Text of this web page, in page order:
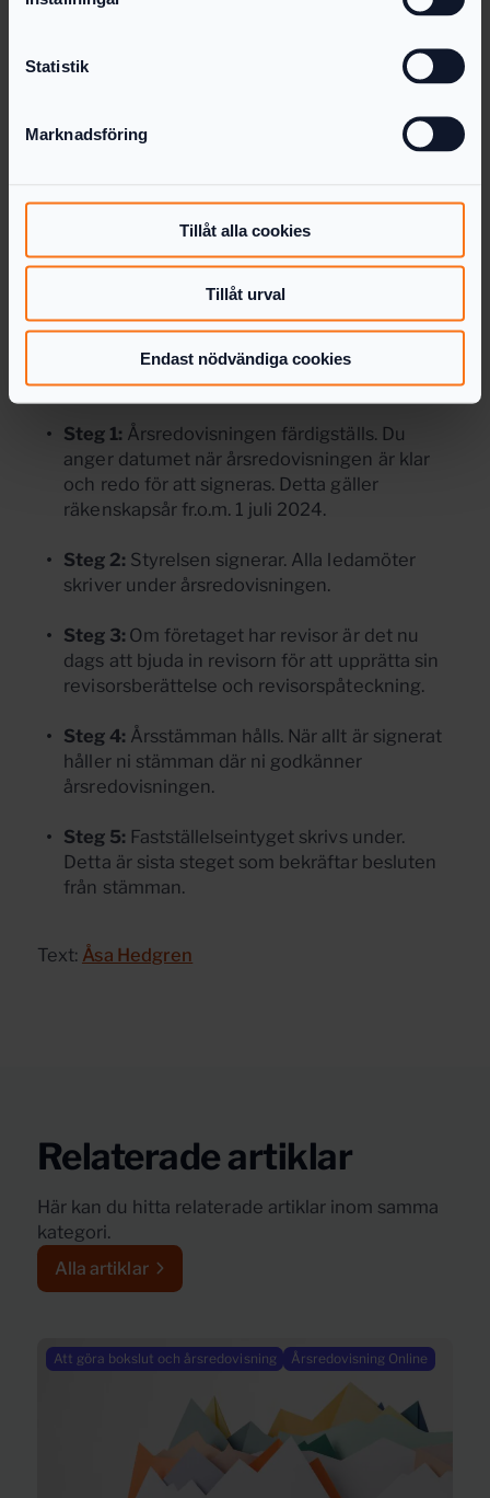
Statistik
Marknadsföring
Tillåt alla cookies
Tillåt urval
Endast nödvändiga cookies
Sammanfattning: Så fungerar
För att din årsredovisning ska godkännas av
Bolagsverket behöver datumen komma i rätt
ordning:
Steg 1: Årsredovisningen färdigställs. Du
anger datumet när årsredovisningen är klar
och redo för att signeras. Detta gäller
räkenskapsår fr.o.m. 1 juli 2024.
Steg 2: Styrelsen signerar. Alla ledamöter
skriver under årsredovisningen.
Steg 3: Om företaget har revisor är det nu
dags att bjuda in revisorn för att upprätta sin
revisorsberättelse och revisorspåteckning.
Steg 4: Årsstämman hålls. När allt är signerat
håller ni stämman där ni godkänner
årsredovisningen.
Steg 5: Fastställelseintyget skrivs under.
Detta är sista steget som bekräftar besluten
från stämman.
Text: Åsa Hedgren
Relaterade artiklar
Här kan du hitta relaterade artiklar inom samma
kategori.
Alla artiklar
Att göra bokslut och årsredovisning Årsredovisning Online